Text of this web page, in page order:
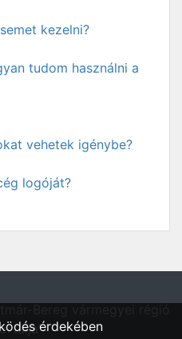
kezelni?
tudom használni a
vehetek igénybe?
logóját?
érdekében